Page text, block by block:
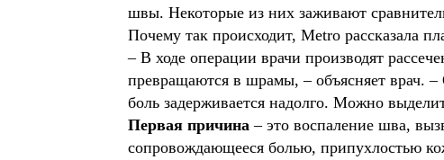
швы. Некоторые из них заживают
Почему так происходит, Metro рассказала
– В ходе операции врачи производят
превращаются в шрамы, – объясняет врач.
боль задерживается надолго. Можно
Первая причина – это воспаление шва,
сопровождающееся болью, припухлостью